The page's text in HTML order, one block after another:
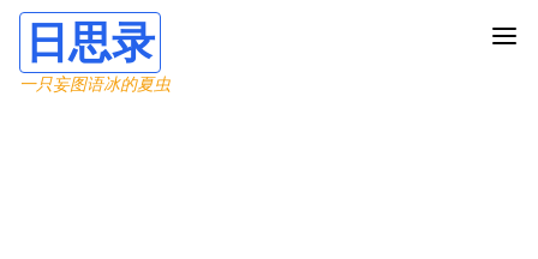
日思录
一只妄图语冰的夏虫